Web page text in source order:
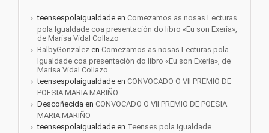
teensespolaigualdade en Comezamos as nosas Lecturas
pola Igualdade coa presentación do libro «Eu son Exeria»,
de Marisa Vidal Collazo
BalbyGonzalez en Comezamos as nosas Lecturas pola
Igualdade coa presentación do libro «Eu son Exeria», de
Marisa Vidal Collazo
teensespolaigualdade en CONVOCADO O VII PREMIO DE
POESIA MARIA MARIÑO
Descoñecida en CONVOCADO O VII PREMIO DE POESIA
MARIA MARIÑO
teensespolaigualdade en Teenses pola Igualdade